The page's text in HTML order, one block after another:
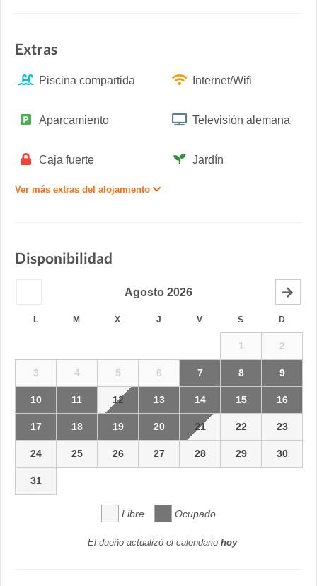
Extras
Piscina compartida Internet/Wifi
Aparcamiento Televisión alemana
Caja fuerte Jardín
Ver más extras del alojamiento
Disponibilidad
Agosto 2026
L M X J V S D
1 2
3 4 5 6 7 8 9
10 11 12 13 14 15 16
17 18 19 20 21 22 23
24 25 26 27 28 29 30
31
Libre Ocupado
El dueño actualizó el calendario hoy